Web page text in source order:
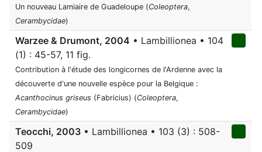
Un nouveau Lamiaire de Guadeloupe (Coleoptera,
Cerambycidae)
Warzee & Drumont, 2004 • Lambillionea • 104
(1) : 45-57, 11 fig.
Contribution à l'étude des longicornes de l'Ardenne avec la
découverte d'une nouvelle espèce pour la Belgique :
Acanthocinus griseus (Fabricius) (Coleoptera,
Cerambycidae)
Teocchi, 2003 • Lambillionea • 103 (3) : 508-
509